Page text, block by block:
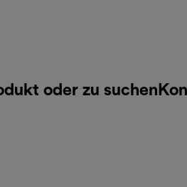
oder zu suchen